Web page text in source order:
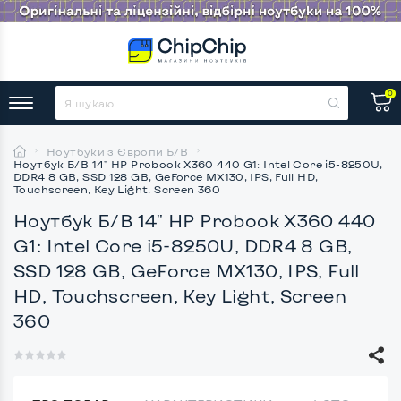
0
Ноутбуки з Європи Б/В
Ноутбук Б/В 14" HP Probook X360 440 G1: Intel Core i5-8250U,
DDR4 8 GB, SSD 128 GB, GeForce MX130, IPS, Full HD,
Touchscreen, Key Light, Screen 360
Ноутбук Б/В 14" HP Probook X360 440
G1: Intel Core i5-8250U, DDR4 8 GB,
SSD 128 GB, GeForce MX130, IPS, Full
HD, Touchscreen, Key Light, Screen
360